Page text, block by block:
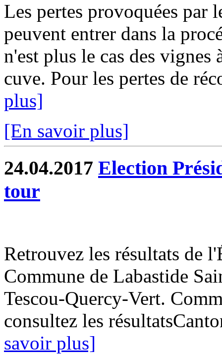
Les pertes provoquées par
peuvent entrer dans la
n'est plus le cas des vignes
cuve. Pour les pertes de
plus]
[En savoir plus]
24.04.2017 Election
tour
Retrouvez les résultats de
Commune de Labastide
Tescou-Quercy-Vert.
consultez les
savoir plus]